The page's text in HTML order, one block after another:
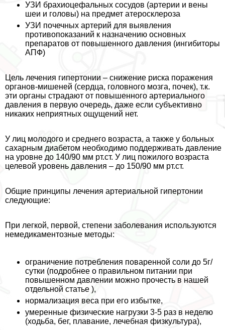
УЗИ брахиоцефальных сосудов (артерии и вены
шеи и головы) на предмет атеросклероза
УЗИ почечных артерий для выявления
противопоказаний к назначению основных
препаратов от повышенного давления (ингибиторы
АПФ)
Цель лечения гипертонии – снижение риска поражения
органов-мишеней (сердца, головного мозга, почек), т.к.
эти органы страдают от повышенного артериального
давления в первую очередь, даже если субъективно
никаких неприятных ощущений нет.
У лиц молодого и среднего возраста, а также у больных
сахарным диабетом необходимо поддерживать давление
на уровне до 140/90 мм рт.ст. У лиц пожилого возраста
целевой уровень давления – до 150/90 мм рт.ст.
Общие принципы лечения артериальной гипертонии
следующие:
При легкой, первой, степени заболевания используются
немедикаментозные методы:
ограничение потрeбления поваренной соли до 5г/
сутки (подробнее о правильном питании при
повышенном давлении можно прочесть в нашей
отдельной статье ),
нормализация веса при его избытке,
умеренные физические нагрузки 3-5 раз в неделю
(ходьба, бег, плавание, лечебная физкультура),